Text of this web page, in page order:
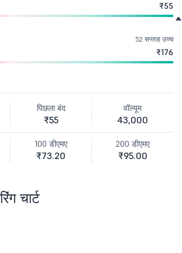
₹55
52 सप्ताह उच्च
₹176
पिछला बंद
₹55
वॉल्यूम
43,000
100 डीएमए
₹73.20
200 डीएमए
₹95.00
चार्ट